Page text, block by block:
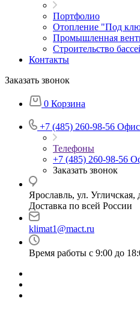
Портфолио
Отопление "Под
Промышленная
Строительство
Контакты
Заказать звонок
0 Корзина
+7 (485) 260-98-56 Офис
Телефоны
+7 (485) 260-98-56
Заказать звонок
Ярославль, ул. Угличская,
Доставка по всей России
klimat1@mact.ru
Время работы с 9:00 до